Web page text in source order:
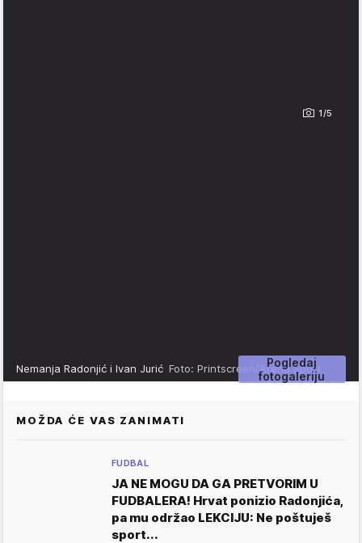
1/5
Pogledaj
fotogaleriju
Nemanja Radonjić i Ivan Jurić Foto: Printscreen/Arena Sport
MOŽDA ĆE VAS ZANIMATI
FUDBAL
JA NE MOGU DA GA PRETVORIM U
FUDBALERA! Hrvat ponizio Radonjića,
pa mu održao LEKCIJU: Ne poštuješ
sport...